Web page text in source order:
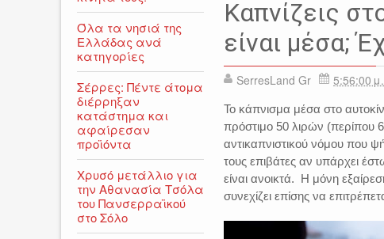
Καπνίζεις
είναι μέσα;
SerresLand Gr 5:56:00
Το κάπνισμα μέσα στο
πρόστιμο 50 λιρών (περίπου
αντικαπνιστικού νόμου που
τους επιβάτες αν υπάρχει
είναι ανοικτά. Η μόνη
συνεχίζει επίσης να
Όλα τα νησιά της
Ελλάδας ανά
κατηγορίες
Σέρρες: Πέντε άτομα
διέρρηξαν
κατάστημα και
αφαίρεσαν
προϊόντα
Χρυσό μετάλλιο για
την Αθανασία Τσόλα
του Πανσερραϊκού
στο Σόλο